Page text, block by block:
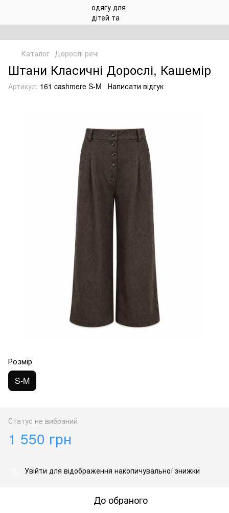
Каталог Дорослі речі
Штани Класичні Дорослі, Кашемір
Артикул: 161 cashmere S-M Написати відгук
Розмір
S-M
Статус не вибраний
1 550 грн
Увійти для відображення накопичувальної знижки
До обраного